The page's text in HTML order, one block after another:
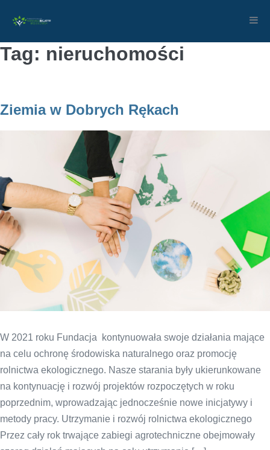
content
Tag: nieruchomości
Ziemia w Dobrych Rękach
W 2021 roku Fundacja kontynuowała swoje działania mające
na celu ochronę środowiska naturalnego oraz promocję
rolnictwa ekologicznego. Nasze starania były ukierunkowane
na kontynuację i rozwój projektów rozpoczętych w roku
poprzednim, wprowadzając jednocześnie nowe inicjatywy i
metody pracy. Utrzymanie i rozwój rolnictwa ekologicznego
Przez cały rok trwające zabiegi agrotechniczne obejmowały